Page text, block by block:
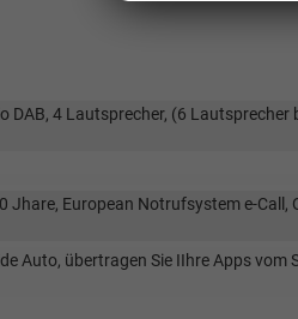
4 Lautsprecher, (6 Lautsprecher
Jhare, European Notrufsystem e-
Auto, übertragen Sie IIhre Apps